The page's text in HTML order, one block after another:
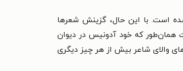
است. با این حال، گزینش شعرها
همان‌طور که خود آدونیس در دیوان
والای شاعر بیش از هر چیز دیگری